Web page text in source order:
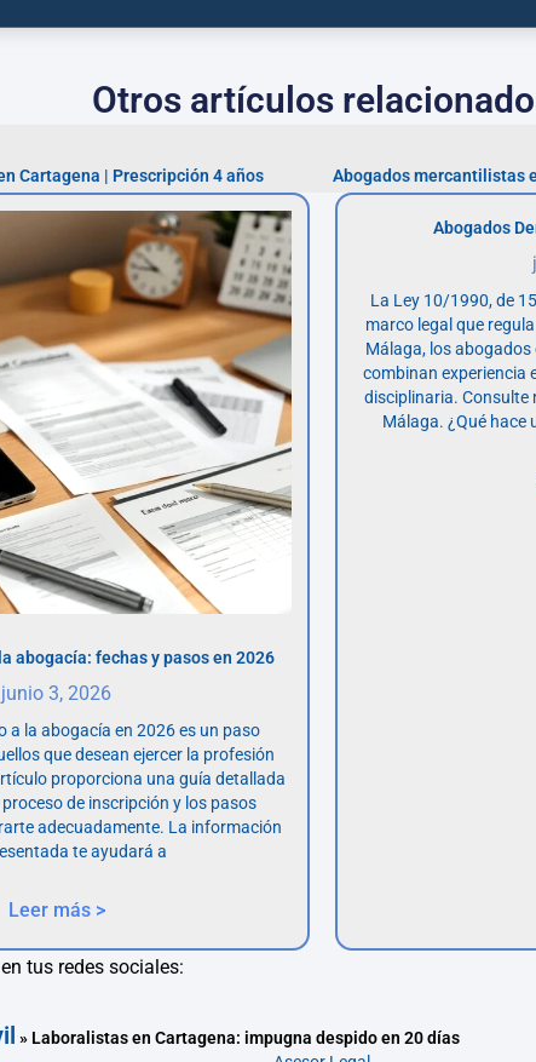
Otros artículos
Cartagena | Prescripción 4 años
Abogados mercantilistas
abogacía: fechas y pasos en 2026
junio 3, 2026
a la abogacía en 2026 es un paso
que desean ejercer la profesión
proporciona una guía detallada
de inscripción y los pasos
adecuadamente. La información
te ayudará a
Leer más >
Abogados
La Ley 10/1990, de
marco legal que
Málaga, los abogados
combinan experiencia
disciplinaria. Consulte
Málaga. ¿Qué hace
tus redes sociales:
» Laboralistas en Cartagena: impugna despido en 20 días